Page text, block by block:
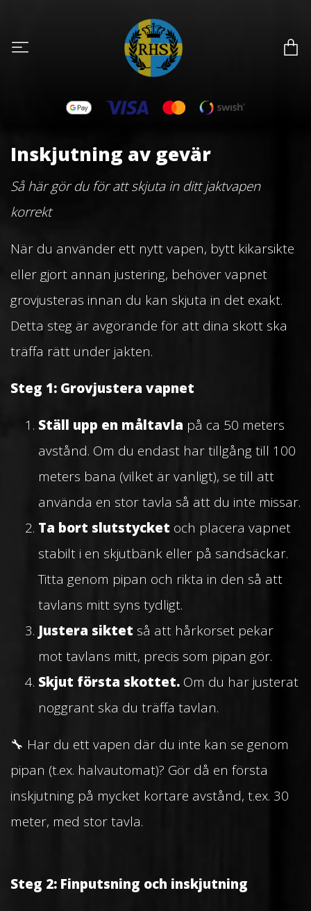
Inskjutning av gevär
Så här gör du för att skjuta in ditt jaktvapen
korrekt
När du använder ett nytt vapen, bytt kikarsikte
eller gjort annan justering, behöver vapnet
grovjusteras innan du kan skjuta in det exakt.
Detta steg är avgörande för att dina skott ska
träffa rätt under jakten.
Steg 1: Grovjustera vapnet
Ställ upp en måltavla på ca 50 meters
avstånd. Om du endast har tillgång till 100
meters bana (vilket är vanligt), se till att
använda en stor tavla så att du inte missar.
Ta bort slutstycket och placera vapnet
stabilt i en skjutbänk eller på sandsäckar.
Titta genom pipan och rikta in den så att
tavlans mitt syns tydligt.
Justera siktet så att hårkorset pekar
mot tavlans mitt, precis som pipan gör.
Skjut första skottet. Om du har justerat
noggrant ska du träffa tavlan.
🔧 Har du ett vapen där du inte kan se genom
pipan (t.ex. halvautomat)? Gör då en första
inskjutning på mycket kortare avstånd, t.ex. 30
meter, med stor tavla.
Steg 2: Finputsning och inskjutning